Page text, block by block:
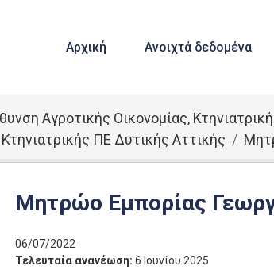
Αρχική Ανοιχτά δεδομένα
Αγροτικής Οικονομίας,
ΠΕ Δυτικής Αττικής
Μητρώο Εμπορίας
06/07/2022
Τελευταία ανανέωση: 6 Ιουνίου 2025